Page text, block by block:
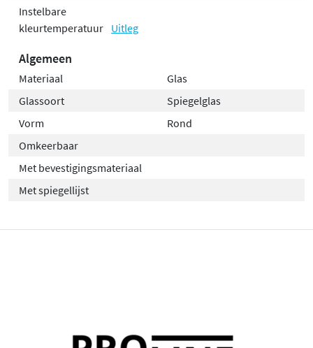
Instelbare
kleurtemperatuur Uitleg
Algemeen
Materiaal
Glas
Glassoort
Spiegelglas
Vorm
Rond
Omkeerbaar
Met bevestigingsmateriaal
Met spiegellijst